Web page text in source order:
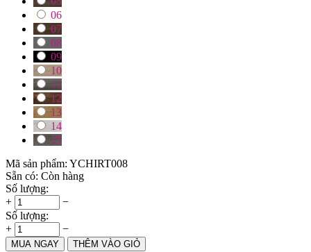
06
07
08
09
10
11
12
13
14
15
Mã sản phẩm: YCHIRT008
Sẵn có: Còn hàng
Số lượng:
+
−
Số lượng:
+
−
MUA NGAY THÊM VÀO GIỎ